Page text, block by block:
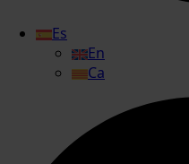
Es
En
Ca